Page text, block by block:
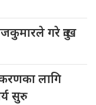
गरे दुःख
लागि
सुरु